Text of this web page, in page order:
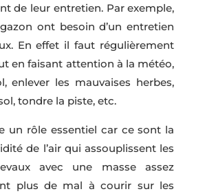
de leur entretien. Par exemple,
ont besoin d’un entretien
En effet il faut régulièrement
en faisant attention à la météo,
enlever les mauvaises herbes,
tondre la piste, etc.
un rôle essentiel car ce sont la
de l’air qui assouplissent les
avec une masse assez
plus de mal à courir sur les